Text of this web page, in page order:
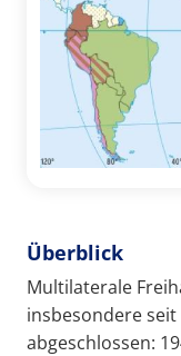
Überblick
Multilaterale
insbesondere seit
abgeschlossen: